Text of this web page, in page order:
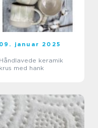
09. januar 2025
Håndlavede keramik
krus med hank